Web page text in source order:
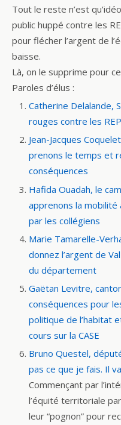
Tout le reste n’est
public huppé contre les
pour flécher l’argent de
baisse.
Là, on le supprime pour
Paroles d’élus :
Catherine Delalande,
rouges contre les REP
Jean-Jacques
prenons le temps et
conséquences
Hafida Ouadah, le
apprenons la mobilité
par les collégiens
Marie Tamarelle-
donnez l’argent de
du département
Gaëtan Levitre,
conséquences pour
politique de l’habitat
cours sur la CASE
Bruno Questel,
pas ce que je fais. Il
Commençant par
l’équité territoriale
leur “pognon” pour